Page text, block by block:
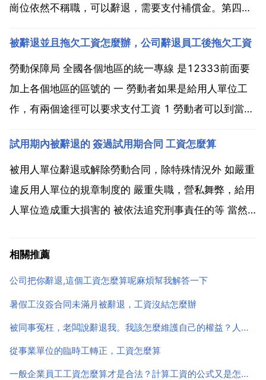
崗位依然不稱職，可以辭退，需要支付補償金。第四十
通知勞動者本人或者額外支付勞動者一個月工資後，可
以解除勞動合同 二 勞動者不能勝任工作，經過培訓或
者調整工...
被辭退並且拖欠工資怎麼辦，公司辭退員工後拖欠工資
勞動保障局 全國各個地區的統一專線 是12333前面要
加上各個地區的區號的 一 勞動者如果是給用人單位工
作，有兩個途徑可以要求支付工資 1 勞動者可以到當地
單。缺點 某些地區執法力度可能不是很大 2 可以到當
地人力資源和社會保障局內的勞動爭議仲裁委員...
試用期內被辭退的 簽過試用期合同 工資怎麼算
被用人單位辭退或解除勞動合同，除特殊情況外 如嚴重
違反用人單位的規章制度的 嚴重失職，營私舞弊，給用
人單位造成重大損害的 被依法追究刑事責任的等 當然
同的約定，用人單位應按勞動合同法第46 47條規定向
相關推薦
公司把你辭退,這個工資怎麼算呢麻煩幫我解答一下
暑假工沒簽合同未滿月被辭退，工資沒結怎麼辦
被同事冤枉，老闆說辭退我。我該怎麼維護自己的權益？人事找我說辭退我的話我要怎麼要求公司賠償
從事業單位的臨時工轉正，工資怎麼算
一般企業員工工資怎麼算才是合法？計算工資的公式又是怎麼的來的